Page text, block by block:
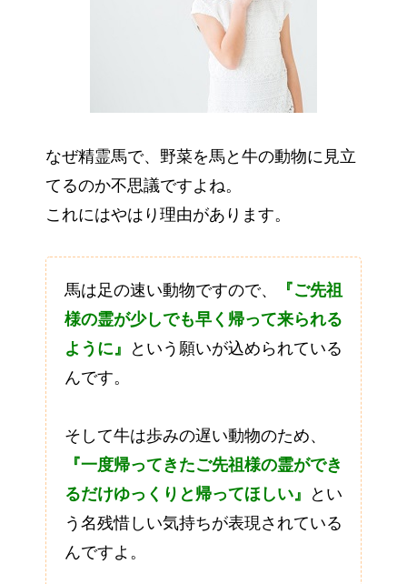
なぜ精霊馬で、野菜を馬と牛の動物に見立
てるのか不思議ですよね。
これにはやはり理由があります。
馬は足の速い動物ですので、 『ご先祖
様の霊が少しでも早く帰って来られる
ように』
という願いが込められている
んです。
そして牛は歩みの遅い動物のため、
『一度帰ってきたご先祖様の霊ができ
るだけゆっくりと帰ってほしい』
とい
う名残惜しい気持ちが表現されている
んですよ。